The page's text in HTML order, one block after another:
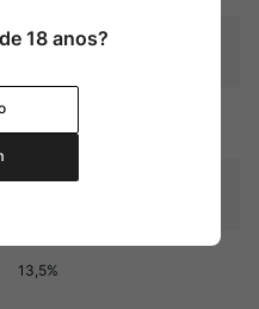
Philippe Pacalet
13,5%
18 anos?